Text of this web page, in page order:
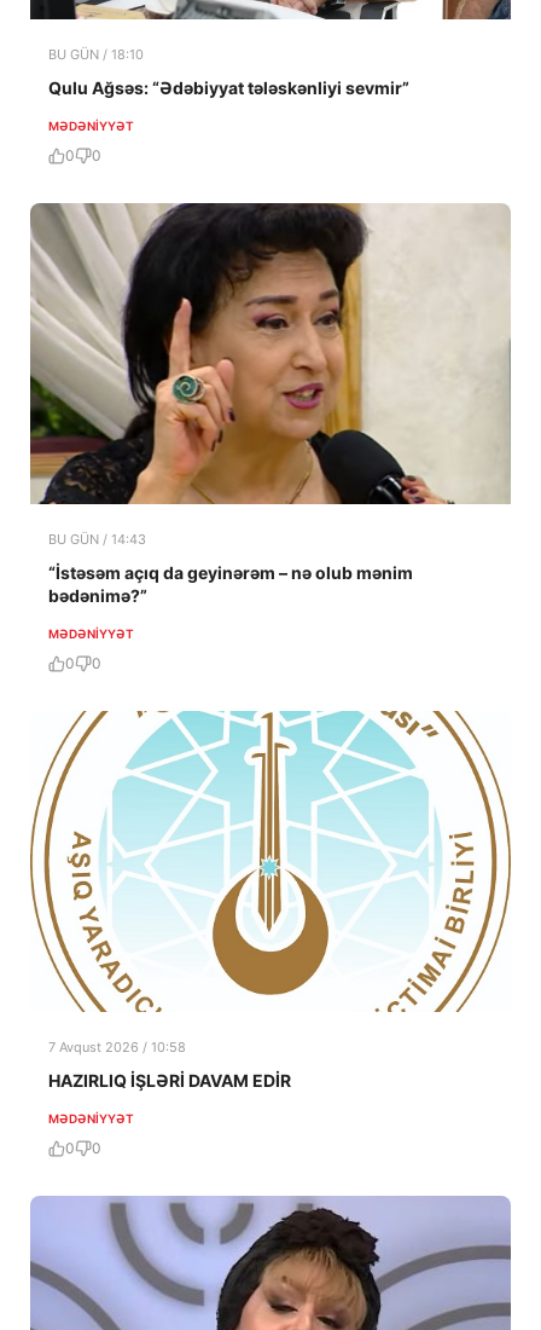
BU GÜN / 18:10
Qulu Ağsəs: “Ədəbiyyat tələskənliyi sevmir”
MƏDƏNIYYƏT
0 0
BU GÜN / 14:43
“İstəsəm açıq da geyinərəm – nə olub mənim
bədənimə?”
MƏDƏNIYYƏT
0 0
7 Avqust 2026 / 10:58
HAZIRLIQ İŞLƏRİ DAVAM EDİR
MƏDƏNIYYƏT
0 0